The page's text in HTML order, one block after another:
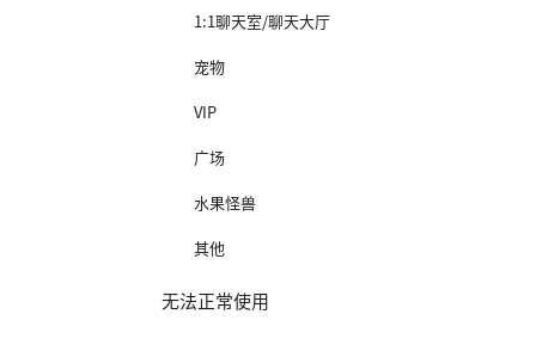
1:1聊天室/聊天大厅
宠物
VIP
广场
水果怪兽
其他
无法正常使用